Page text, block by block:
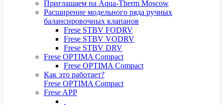
Приглашаем на Aqua-Therm Moscow
Расширение модельного ряда ручных
балансировочных клапанов
Frese STBV FODRV
Frese STBV VODRV
Frese STBV DRV
Frese OPTIMA Compact
Frese OPTIMA Compact
Как это работает?
Frese OPTIMA Compact
Frese APP